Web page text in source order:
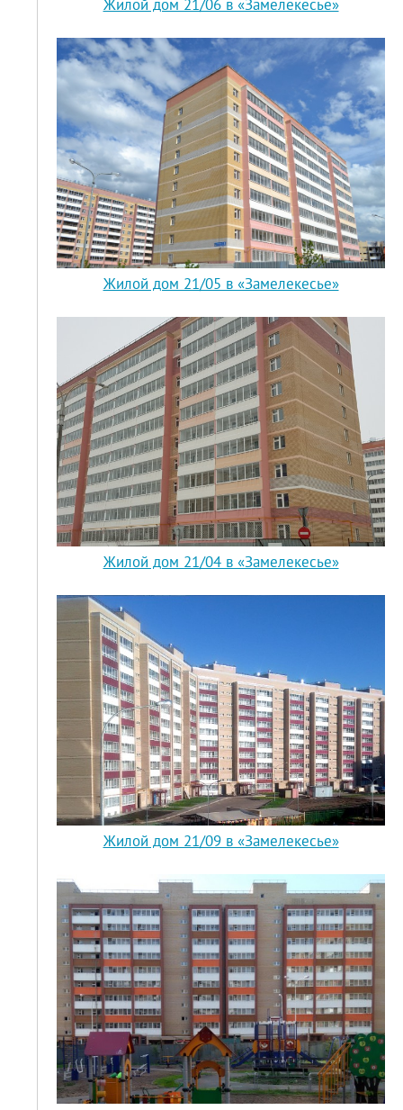
Жилой дом 21/06 в «Замелекесье»
Жилой дом 21/05 в «Замелекесье»
Жилой дом 21/04 в «Замелекесье»
Жилой дом 21/09 в «Замелекесье»